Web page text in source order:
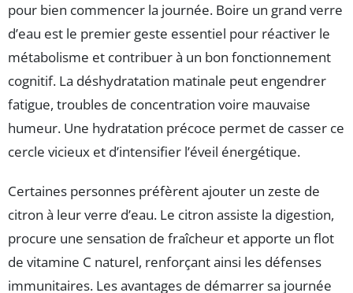
pour bien commencer la journée. Boire un grand verre
d’eau est le premier geste essentiel pour réactiver le
métabolisme et contribuer à un bon fonctionnement
cognitif. La déshydratation matinale peut engendrer
fatigue, troubles de concentration voire mauvaise
humeur. Une hydratation précoce permet de casser ce
cercle vicieux et d’intensifier l’éveil énergétique.
Certaines personnes préfèrent ajouter un zeste de
citron à leur verre d’eau. Le citron assiste la digestion,
procure une sensation de fraîcheur et apporte un flot
de vitamine C naturel, renforçant ainsi les défenses
immunitaires. Les avantages de démarrer sa journée